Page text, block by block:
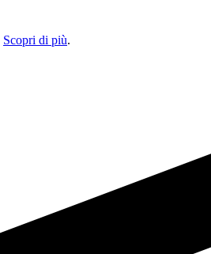
Scopri di più.